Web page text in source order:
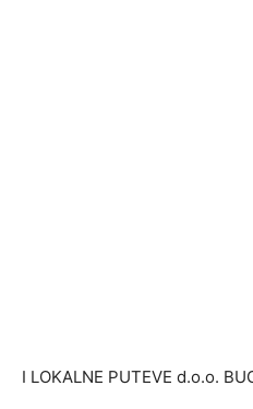
I LOKALNE PUTEVE d.o.o.